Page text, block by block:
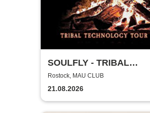
SOULFLY - TRIBAL
TECHNOLOGY TOUR
Rostock, MAU CLUB
21.08.2026